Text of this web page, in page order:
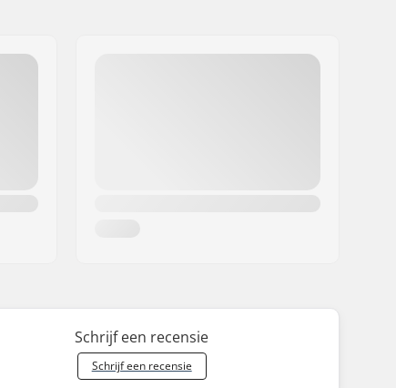
Schrijf een recensie
Schrijf een recensie